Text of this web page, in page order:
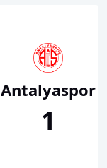
Antalyaspor
1